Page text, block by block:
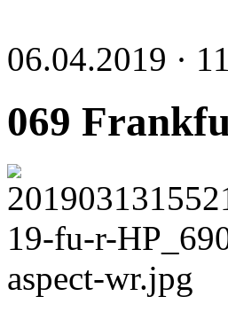
06.04.2019 ·
069